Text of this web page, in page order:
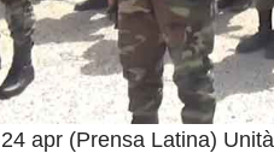
apr (Prensa Latina)